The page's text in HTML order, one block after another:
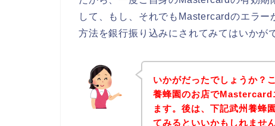
して、もし、それでもMastercardのエラ
方法を銀行振り込みにされてみてはいかが
いかがだったでしょうか？
養蜂園のお店でMastercard
ます。後は、下記武州養蜂
てみるといいかもしれません